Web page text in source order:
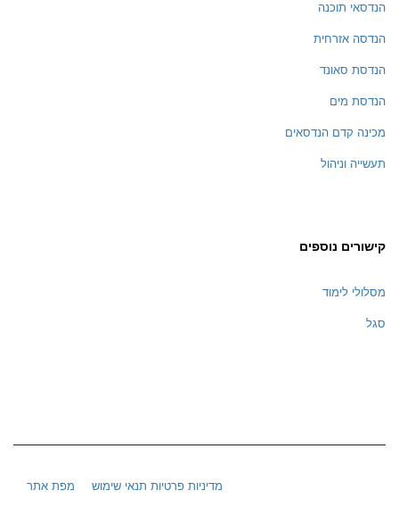
הנדסאי תוכנה
הנדסה אזרחית
הנדסת סאונד
הנדסת מים
מכינה קדם הנדסאים
תעשייה וניהול
קישורים נוספים
מסלולי לימוד
סגל
מדיניות פרטיות תנאי שימוש מפת אתר